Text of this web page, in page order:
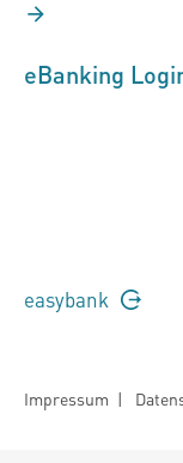
eBanking
easybank
Impressum |